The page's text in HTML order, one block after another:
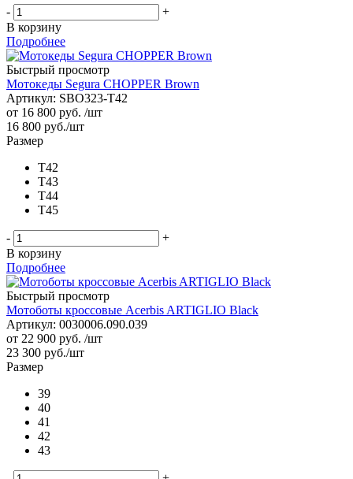
-
+
В корзину
Подробнее
Быстрый просмотр
Мотокеды Segura CHOPPER Brown
Артикул: SBO323-T42
от 16 800 руб. /шт
16 800 руб./шт
Размер
T42
T43
T44
T45
-
+
В корзину
Подробнее
Быстрый просмотр
Мотоботы кроссовые Acerbis ARTIGLIO Black
Артикул: 0030006.090.039
от 22 900 руб. /шт
23 300 руб./шт
Размер
39
40
41
42
43